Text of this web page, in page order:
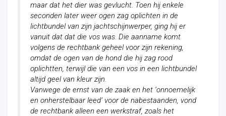
maar dat het dier was gevlucht. Toen hij enkele
seconden later weer ogen zag oplichten in de
lichtbundel van zijn jachtschijnwerper, ging hij er
vanuit dat dat die vos was. Die aanname komt
volgens de rechtbank geheel voor zijn rekening,
omdat de ogen van de hond die hij zag rood
oplichtten, terwijl die van een vos in een lichtbundel
altijd geel van kleur zijn.
Vanwege de ernst van de zaak en het ‘onnoemelijk
en onherstelbaar leed’ voor de nabestaanden, vond
de rechtbank alleen een werkstraf, zoals het